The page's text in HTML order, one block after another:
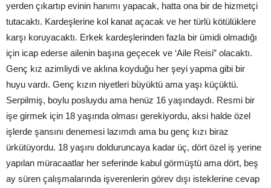
yerden çıkartıp evinin hanımı yapacak, hatta ona bir de hizmetçi
tutacaktı. Kardeşlerine kol kanat açacak ve her türlü kötülüklere
karşı koruyacaktı. Erkek kardeşlerinden fazla bir ümidi olmadığı
için icap ederse ailenin başına geçecek ve ‘Aile Reisi” olacaktı.
Genç kız azimliydi ve aklına koyduğu her şeyi yapma gibi bir
huyu vardı. Genç kızın niyetleri büyüktü ama yaşı küçüktü.
Serpilmiş, boylu posluydu ama henüz 16 yaşındaydı. Resmi bir
işe girmek için 18 yaşında olması gerekiyordu, aksi halde özel
işlerde şansını denemesi lazımdı ama bu genç kızı biraz
ürkütüyordu. 18 yaşını dolduruncaya kadar üç, dört özel iş yerine
yapılan müracaatlar her seferinde kabul görmüştü ama dört, beş
ay süren çalışmalarında işverenlerin görev dışı isteklerine cevap